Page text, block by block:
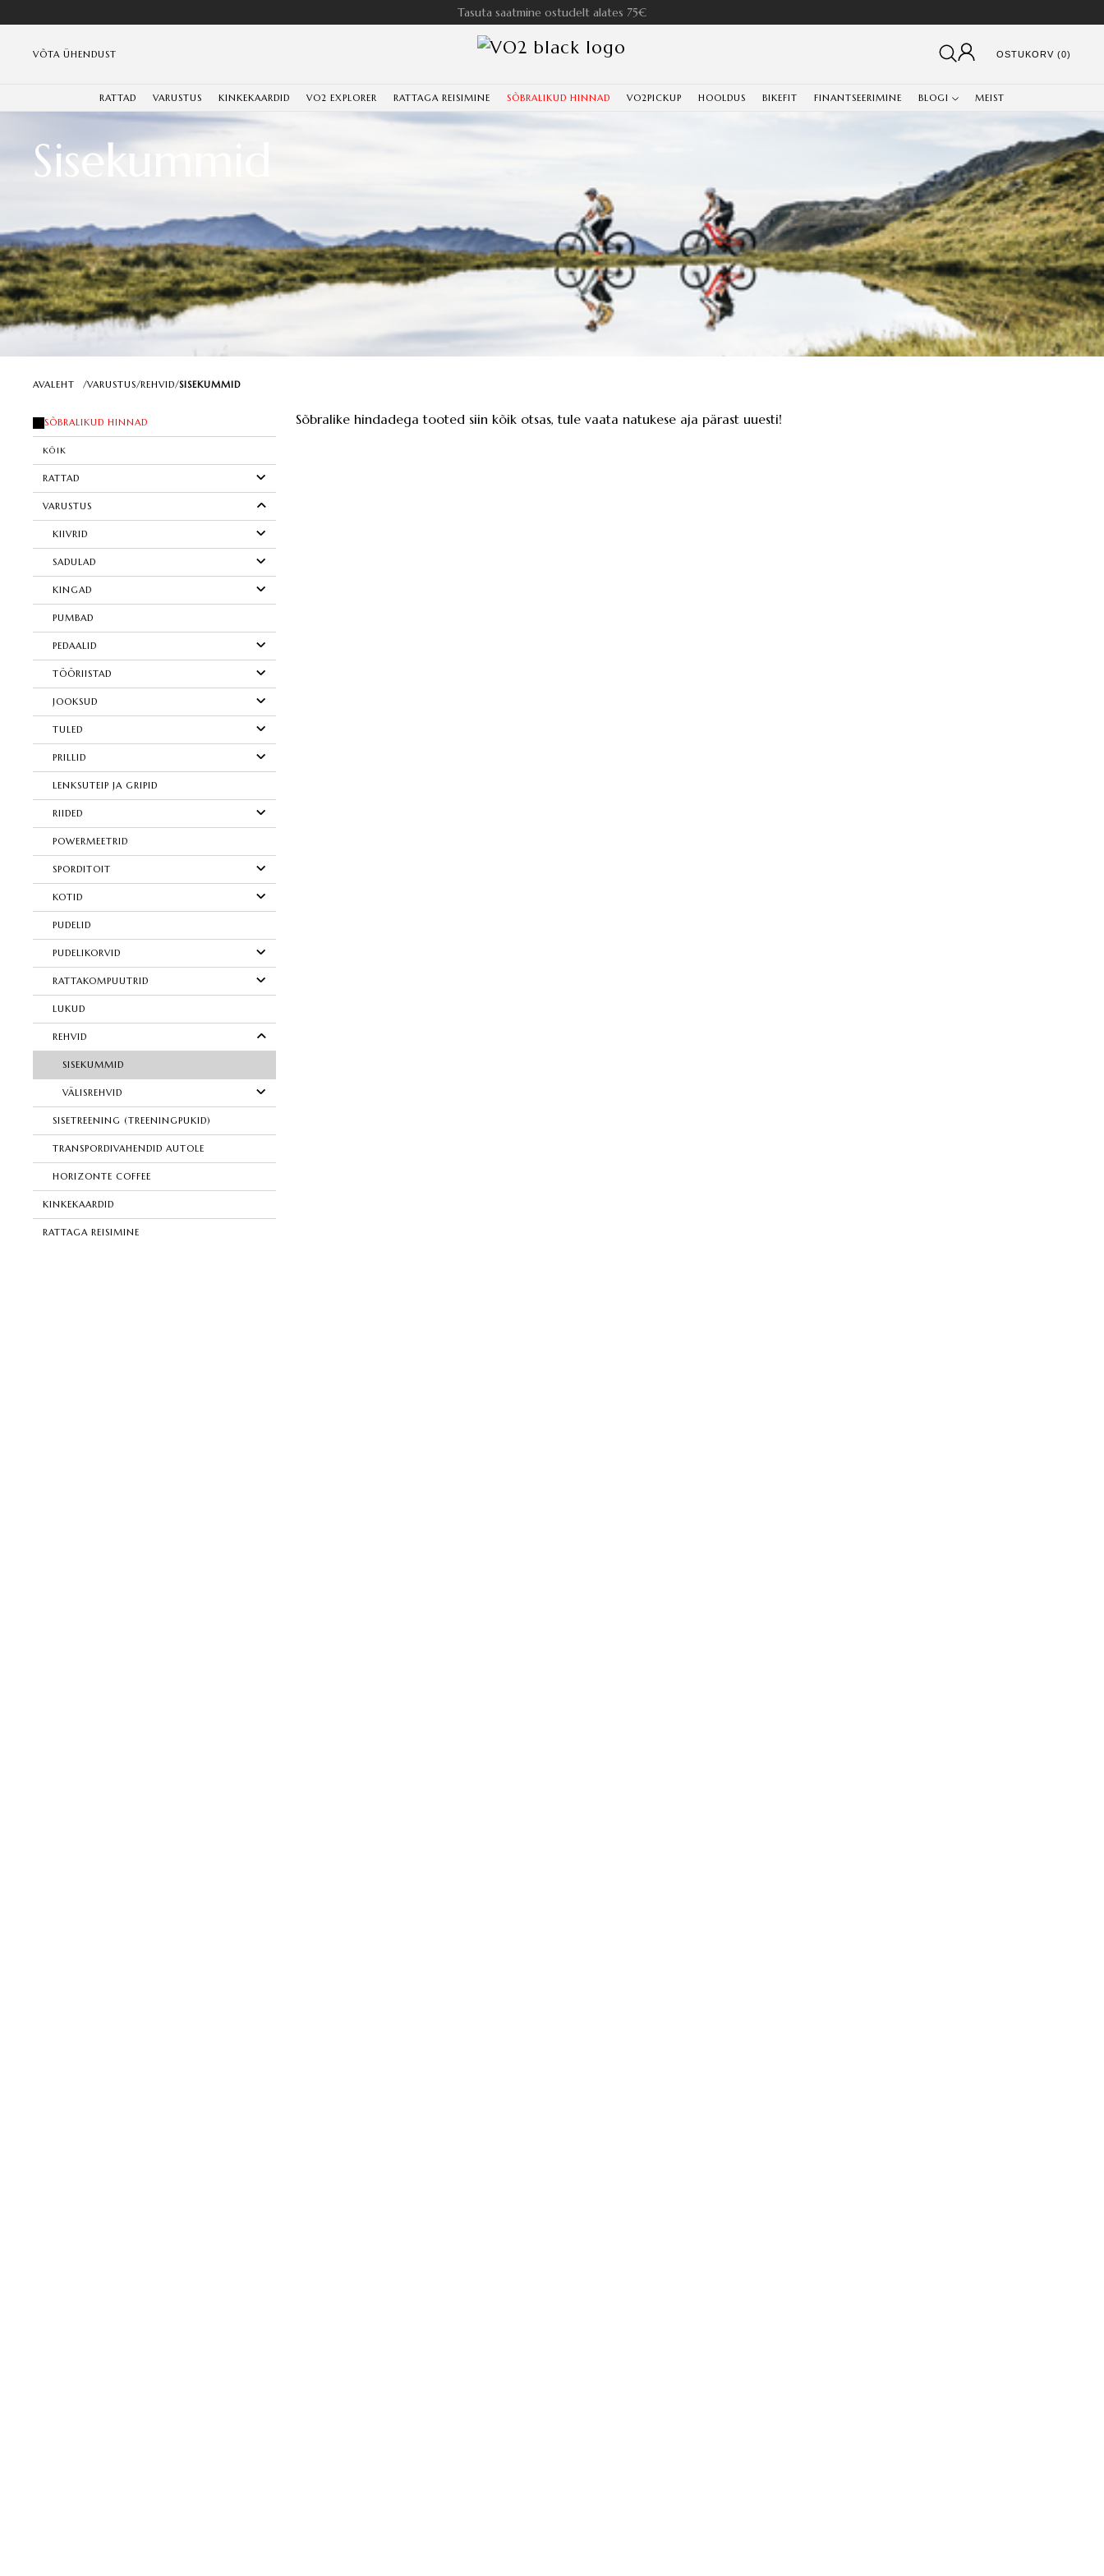
Tasuta saatmine ostudelt alates 75€
VÕTA ÜHENDUST OSTUKORV (0)
RATTAD VARUSTUS KINKEKAARDID VO2 EXPLORER RATTAGA REISIMINE SÕBRALIKUD HINNAD VO2PICKUP HOOLDUS BIKEFIT FINANTSEERIMINE BLOGI MEIST
Sisekummid
AVALEHT /VARUSTUS/REHVID/SISEKUMMID
SÕBRALIKUD HINNAD
KÕIK
RATTAD
VARUSTUS
KIIVRID
SADULAD
KINGAD
PUMBAD
PEDAALID
TÖÖRIISTAD
JOOKSUD
TULED
PRILLID
LENKSUTEIP JA GRIPID
RIIDED
POWERMEETRID
SPORDITOIT
KOTID
PUDELID
PUDELIKORVID
RATTAKOMPUUTRID
LUKUD
REHVID
SISEKUMMID
VÄLISREHVID
SISETREENING (TREENINGPUKID)
TRANSPORDIVAHENDID AUTOLE
HORIZONTE COFFEE
KINKEKAARDID
RATTAGA REISIMINE
Sõbralike hindadega tooted siin kõik otsas, tule vaata natukese aja pärast uuesti!